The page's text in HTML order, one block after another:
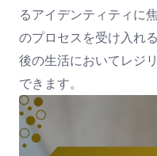
るアイデンティティに
のプロセスを受け入れ
後の生活においてレジ
できます。